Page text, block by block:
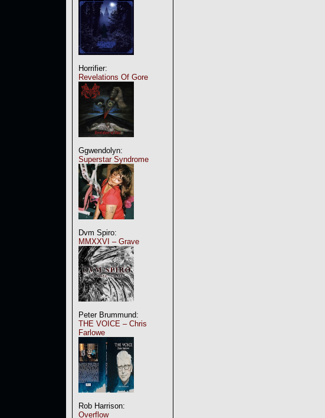
Horrifier:
Revelations Of Gore
Ggwendolyn:
Superstar Syndrome
Dvm Spiro:
MMXXVI – Grave
Peter Brummund:
THE VOICE – Chris
Farlowe
Rob Harrison:
Overflow